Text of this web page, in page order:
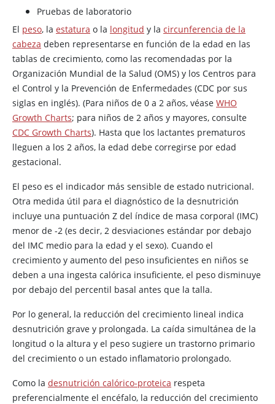
Pruebas de laboratorio
El peso, la estatura o la longitud y la circunferencia de la
cabeza deben representarse en función de la edad en las
tablas de crecimiento, como las recomendadas por la
Organización Mundial de la Salud (OMS) y los Centros para
el Control y la Prevención de Enfermedades (CDC por sus
siglas en inglés). (Para niños de 0 a 2 años, véase WHO
Growth Charts; para niños de 2 años y mayores, consulte
CDC Growth Charts). Hasta que los lactantes prematuros
lleguen a los 2 años, la edad debe corregirse por edad
gestacional.
El peso es el indicador más sensible de estado nutricional.
Otra medida útil para el diagnóstico de la desnutrición
incluye una puntuación Z del índice de masa corporal (IMC)
menor de -2 (es decir, 2 desviaciones estándar por debajo
del IMC medio para la edad y el sexo). Cuando el
crecimiento y aumento del peso insuficientes en niños se
deben a una ingesta calórica insuficiente, el peso disminuye
por debajo del percentil basal antes que la talla.
Por lo general, la reducción del crecimiento lineal indica
desnutrición grave y prolongada. La caída simultánea de la
longitud o la altura y el peso sugiere un trastorno primario
del crecimiento o un estado inflamatorio prolongado.
Como la desnutrición calórico-proteica respeta
preferencialmente el encéfalo, la reducción del crecimiento